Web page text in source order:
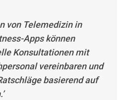
von Telemedizin in
Apps können
Konsultationen mit
vereinbaren und
basierend auf